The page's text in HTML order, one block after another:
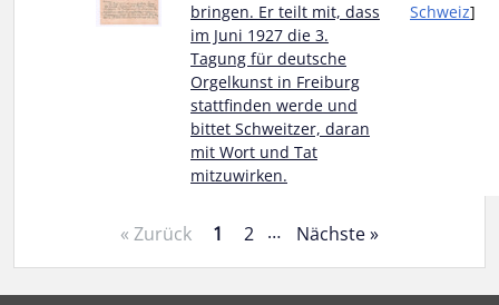
bringen. Er teilt mit, dass
im Juni 1927 die 3.
Tagung für deutsche
Orgelkunst in Freiburg
stattfinden werde und
bittet Schweitzer, daran
mit Wort und Tat
mitzuwirken.
Schweiz]
« Zurück 1 2 … Nächste »